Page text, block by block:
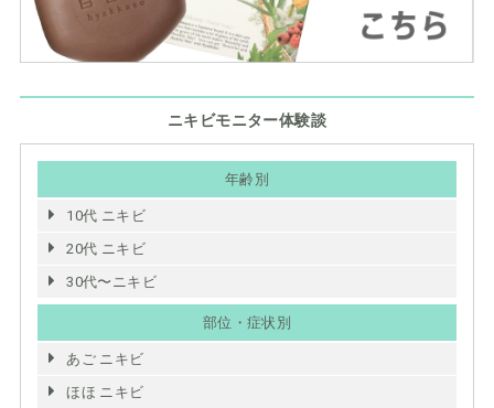
ニキビモニター体験談
年齢別
10代 ニキビ
20代 ニキビ
30代〜ニキビ
部位・症状別
あご ニキビ
ほほ ニキビ